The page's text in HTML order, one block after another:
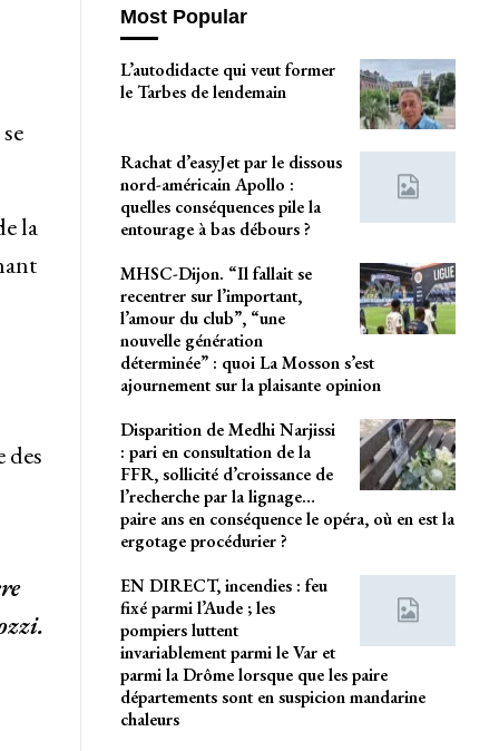
la
Most Popular
L’autodidacte qui veut former
le Tarbes de lendemain
Rachat d’easyJet par le dissous
nord-américain Apollo :
quelles conséquences pile la
entourage à bas débours ?
MHSC-Dijon. “Il fallait se
recentrer sur l’important,
l’amour du club”, “une
nouvelle génération
déterminée” : quoi La Mosson s’est
ajournement sur la plaisante opinion
Disparition de Medhi Narjissi
: pari en consultation de la
FFR, sollicité d’croissance de
l’recherche par la lignage…
paire ans en conséquence le opéra, où en est la
ergotage procédurier ?
EN DIRECT, incendies : feu
fixé parmi l’Aude ; les
pompiers luttent
invariablement parmi le Var et
parmi la Drôme lorsque que les paire
départements sont en suspicion mandarine
chaleurs